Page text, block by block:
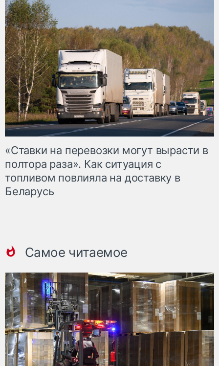
«Ставки на перевозки могут вырасти в
полтора раза». Как ситуация с
топливом повлияла на доставку в
Беларусь
Самое читаемое